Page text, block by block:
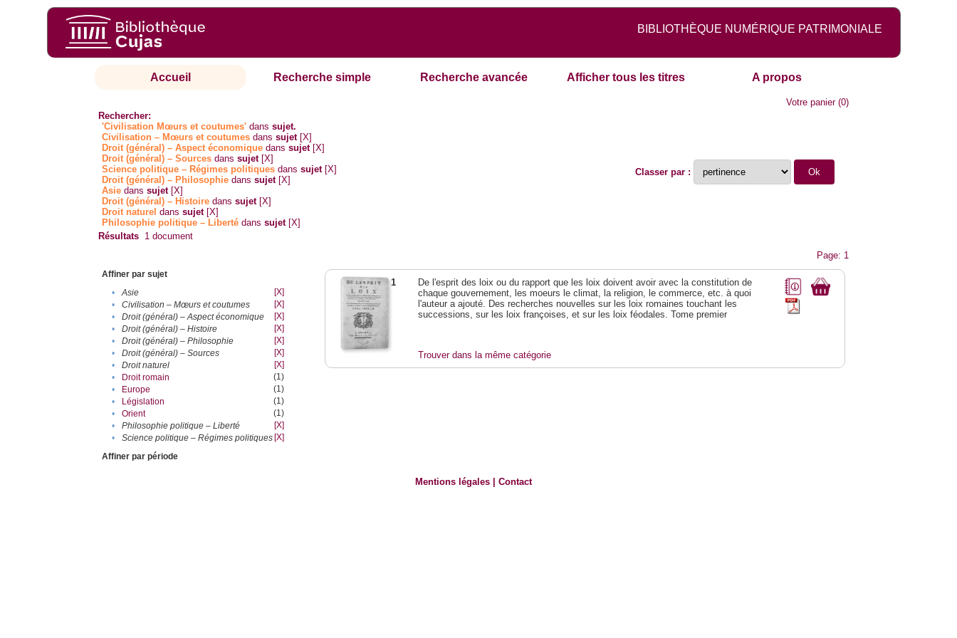
BIBLIOTHÈQUE NUMÉRIQUE PATRIMONIALE
Accueil Recherche simple Recherche avancée Afficher tous les titres A propos
Votre panier(0)
Rechercher:
'Civilisation Mœurs et coutumes' danssujet.
Civilisation – Mœurs et coutumes danssujet [X]
Droit (général) – Aspect économique danssujet [X]
Droit (général) – Sources danssujet [X]
Science politique – Régimes politiques danssujet [X]
Droit (général) – Philosophie danssujet [X]
Asie danssujet [X]
Droit (général) – Histoire danssujet [X]
Droit naturel danssujet [X]
Philosophie politique – Liberté danssujet [X]
Classer par :
Résultats 1 document
Page: 1
Affiner par sujet
•
Asie
[X]
•
Civilisation – Mœurs et coutumes
[X]
•
Droit (général) – Aspect économique
[X]
•
Droit (général) – Histoire
[X]
•
Droit (général) – Philosophie
[X]
•
Droit (général) – Sources
[X]
•
Droit naturel
[X]
•
Droit romain
(1)
•
Europe
(1)
•
Législation
(1)
•
Orient
(1)
•
Philosophie politique – Liberté
[X]
•
Science politique – Régimes politiques [X]
Affiner par période
1
De l'esprit des loix ou du rapport que les loix doivent avoir avec la constitution de
chaque gouvernement, les moeurs le climat, la religion, le commerce, etc. à quoi
l'auteur a ajouté. Des recherches nouvelles sur les loix romaines touchant les
successions, sur les loix françoises, et sur les loix féodales. Tome premier
Trouver dans la même catégorie
Mentions légales |Contact